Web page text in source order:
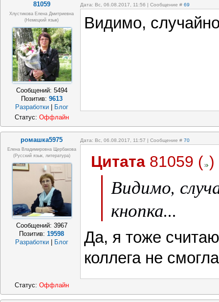
81059 Дата: Вс, 06.08.2017, 11:56 | Сообщение # 69
Хлустикова Елена Дмитриевна
(немецкий язык)
Сообщений: 5494
Позитив: 9613
Разработки
Блог
Видимо,
Статус: Оффлайн
ромашка5975 Дата: Вс, 06.08.2017, 11:57 | Сообщение # 70
Елена Владимировна Щербакова
(русский язык, литература)
Сообщений: 3967
Позитив:19598
Разработки
Блог
Цитата 81059 ( )
Видимо,
кнопка...
Да, я тоже
коллега не
Статус: Оффлайн